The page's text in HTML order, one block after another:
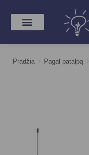
Pradžia > Pagal patalpą >